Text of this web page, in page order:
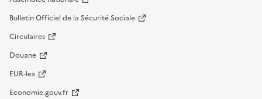
Bulletin Officiel de la Sécurité Sociale
Circulaires
Douane
EUR-lex
Economie.gouv.fr